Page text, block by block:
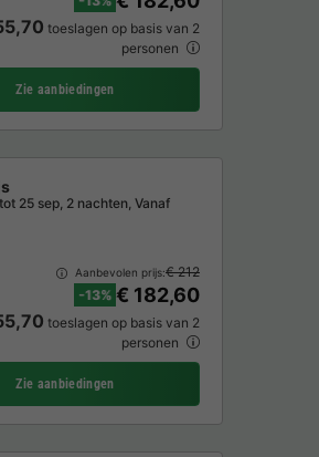
toeslagen op basis van 2
personen
Zie aanbiedingen
25 sep, 2 nachten, Vanaf
Aanbevolen prijs:€ 212
-13% € 182,60
toeslagen op basis van 2
personen
Zie aanbiedingen